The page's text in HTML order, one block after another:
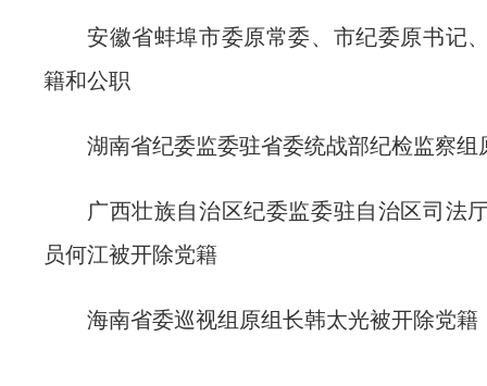
安徽省蚌埠市委原常委、市纪委原书记
籍和公职
湖南省纪委监委驻省委统战部纪检监察
广西壮族自治区纪委监委驻自治区司法
员何江被开除党籍
海南省委巡视组原组长韩太光被开除党籍